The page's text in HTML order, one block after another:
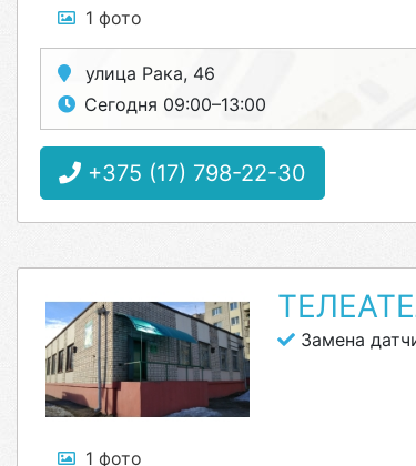
1 фото
улица Рака, 46
Сегодня 09:00–13:00
+375 (17) 798-22-30
1 фото
Замена